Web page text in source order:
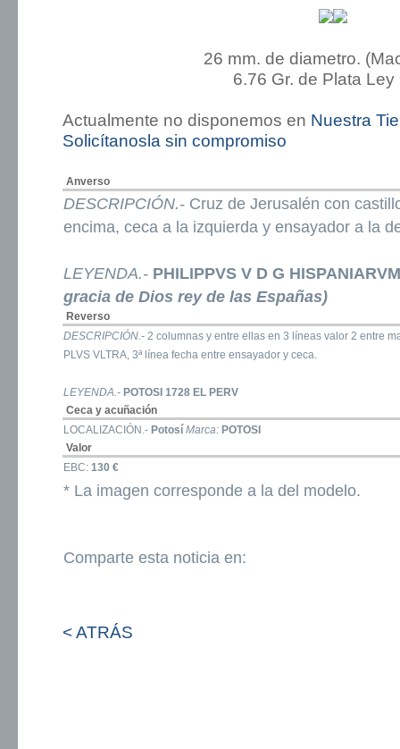
26 mm. de diametro.
6.76 Gr. de Plata Ley
Actualmente no disponemos en Nuestra
Solicítanosla sin compromiso
Anverso
DESCRIPCIÓN.- Cruz de Jerusalén con
encima, ceca a la izquierda y ensayador a la
LEYENDA.- PHILIPPVS V D G
gracia de Dios rey de las Españas)
Reverso
DESCRIPCIÓN.- 2 columnas y entre ellas en 3 líneas valor 2 entre
PLVS VLTRA, 3ª línea fecha entre ensayador y ceca.
LEYENDA.- POTOSI 1728 EL PERV
Ceca y acuñación
LOCALIZACIÓN.- Potosí Marca: POTOSI
Valor
EBC: 130 €
* La imagen corresponde a la del modelo.
Comparte esta noticia en:
< ATRÁS